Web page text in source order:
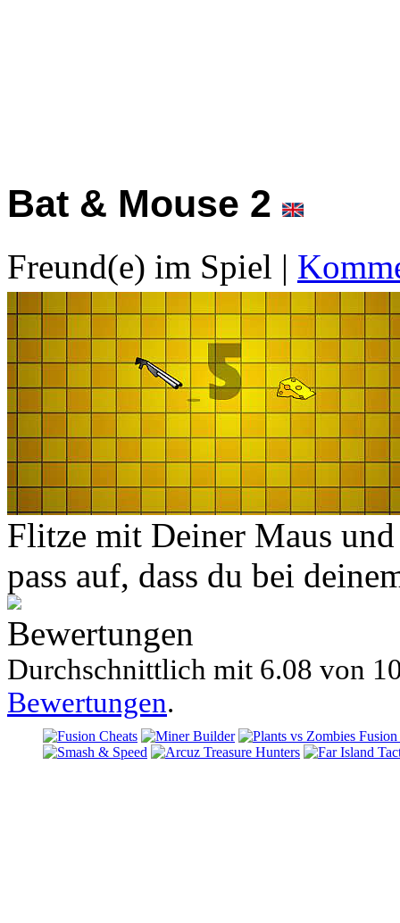
Bat & Mouse 2
Freund(e) im Spiel |
Flitze mit Deiner Maus
pass auf, dass du bei
Bewertungen
Durchschnittlich mit 6.08 von
Bewertungen.